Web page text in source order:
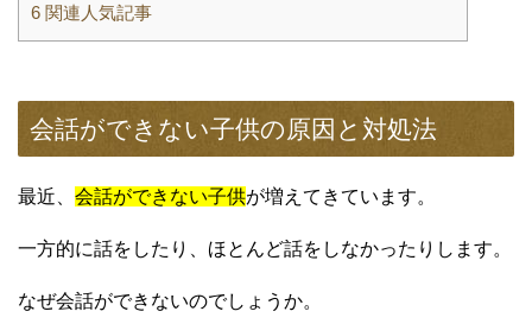
6 関連人気記事
会話ができない子供の原因と対処法
最近、 会話ができない子供が増えてきています。
一方的に話をしたり、ほとんど話をしなかったりします。
なぜ会話ができないのでしょうか。